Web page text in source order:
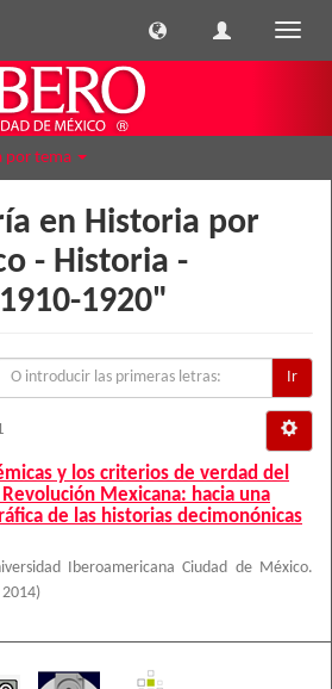
por tema
en Historia por
- Historia -
1920"
Ir
y los criterios de verdad del
Mexicana: hacia una
de las historias decimonónicas
Iberoamericana Ciudad de México.
2014)